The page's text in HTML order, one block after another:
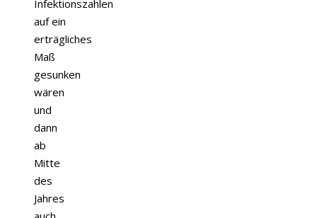
Infektionszahlen
auf ein
erträgliches
Maß
gesunken
wären
und
dann
ab
Mitte
des
Jahres